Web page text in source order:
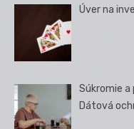
Úver na
Súkromie a
Dátová